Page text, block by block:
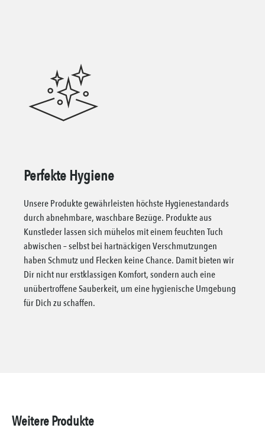
Perfekte Hygiene
Unsere Produkte gewährleisten höchste Hygienestandards
durch abnehmbare, waschbare Bezüge. Produkte aus
Kunstleder lassen sich mühelos mit einem feuchten Tuch
abwischen – selbst bei hartnäckigen Verschmutzungen
haben Schmutz und Flecken keine Chance. Damit bieten wir
Dir nicht nur erstklassigen Komfort, sondern auch eine
unübertroffene Sauberkeit, um eine hygienische Umgebung
für Dich zu schaffen.
Weitere Produkte